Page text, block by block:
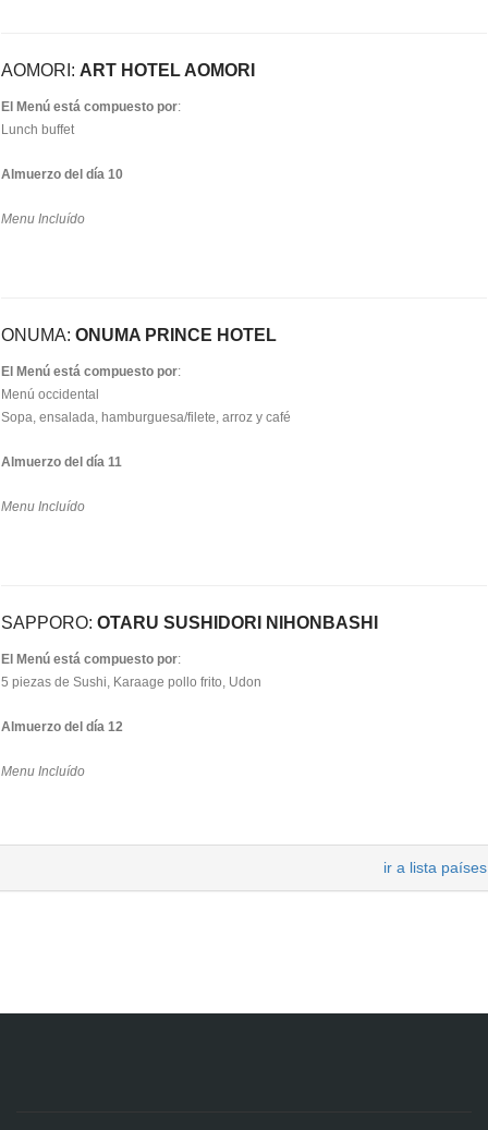
AOMORI: ART HOTEL AOMORI
El Menú está compuesto por:
Lunch buffet
Almuerzo del día 10
Menu Incluído
ONUMA: ONUMA PRINCE HOTEL
El Menú está compuesto por:
Menú occidental
Sopa, ensalada, hamburguesa/filete, arroz y café
Almuerzo del día 11
Menu Incluído
SAPPORO: OTARU SUSHIDORI NIHONBASHI
El Menú está compuesto por:
5 piezas de Sushi, Karaage pollo frito, Udon
Almuerzo del día 12
Menu Incluído
ir a lista países